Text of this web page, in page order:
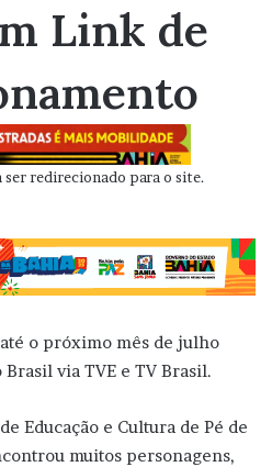
Link de
ser redirecionado para o site.
o próximo mês de julho
via TVE e TV Brasil.
Educação e Cultura de Pé de
muitos personagens,